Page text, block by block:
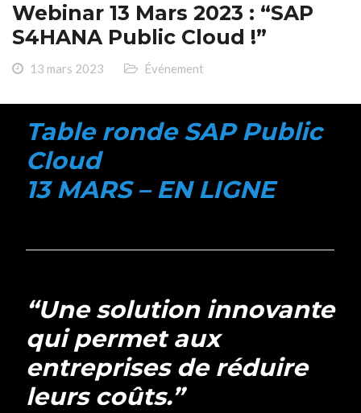
Webinar 13 Mars 2023 : “SAP
S4HANA Public Cloud !”
13 mars 2023 Événement
Table ronde SAP Public
Cloud
13 MARS – EN LIGNE
“Une solution innovante
qui permet aux
entreprises de réduire
leurs coûts.”